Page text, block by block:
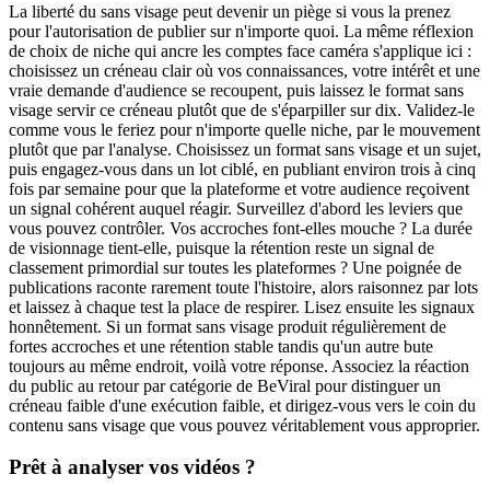
La liberté du sans visage peut devenir un piège si vous la prenez
pour l'autorisation de publier sur n'importe quoi. La même réflexion
de choix de niche qui ancre les comptes face caméra s'applique ici :
choisissez un créneau clair où vos connaissances, votre intérêt et une
vraie demande d'audience se recoupent, puis laissez le format sans
visage servir ce créneau plutôt que de s'éparpiller sur dix. Validez-le
comme vous le feriez pour n'importe quelle niche, par le mouvement
plutôt que par l'analyse. Choisissez un format sans visage et un sujet,
puis engagez-vous dans un lot ciblé, en publiant environ trois à cinq
fois par semaine pour que la plateforme et votre audience reçoivent
un signal cohérent auquel réagir. Surveillez d'abord les leviers que
vous pouvez contrôler. Vos accroches font-elles mouche ? La durée
de visionnage tient-elle, puisque la rétention reste un signal de
classement primordial sur toutes les plateformes ? Une poignée de
publications raconte rarement toute l'histoire, alors raisonnez par lots
et laissez à chaque test la place de respirer. Lisez ensuite les signaux
honnêtement. Si un format sans visage produit régulièrement de
fortes accroches et une rétention stable tandis qu'un autre bute
toujours au même endroit, voilà votre réponse. Associez la réaction
du public au retour par catégorie de BeViral pour distinguer un
créneau faible d'une exécution faible, et dirigez-vous vers le coin du
contenu sans visage que vous pouvez véritablement vous approprier.
Prêt à analyser vos vidéos ?